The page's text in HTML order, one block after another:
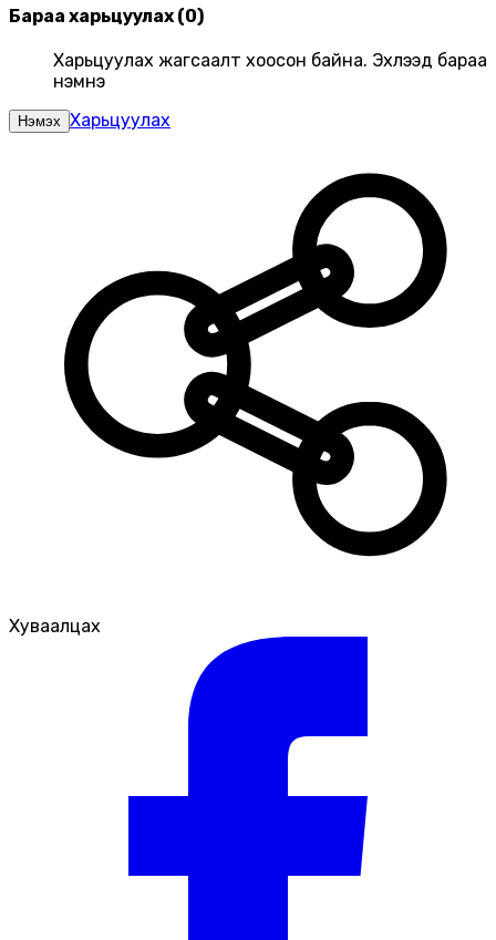
Бараа харьцуулах (0)
Харьцуулах жагсаалт хоосон байна. Эхлээд бараа
нэмнэ үү
Нэмэх Харьцуулах
Хуваалцах